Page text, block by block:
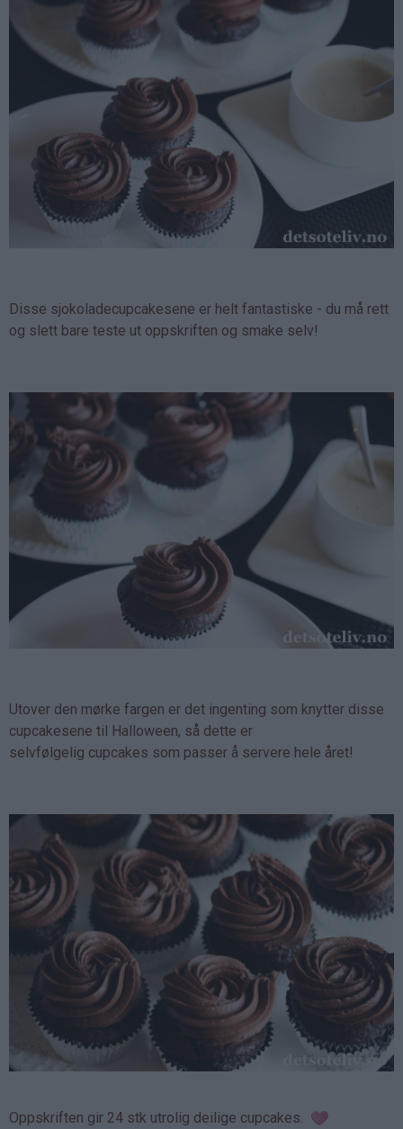
Disse sjokoladecupcakesene er helt fantastiske - du må rett
og slett bare teste ut oppskriften og smake selv!
Utover den mørke fargen er det ingenting som knytter disse
cupcakesene til Halloween, så dette er
selvfølgelig cupcakes som passer å servere hele året!
Oppskriften gir 24 stk utrolig deilige cupcakes.